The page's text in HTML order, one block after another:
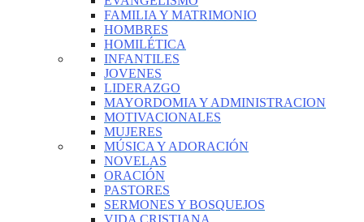
FAMILIA Y MATRIMONIO
HOMBRES
HOMILÉTICA
INFANTILES
JOVENES
LIDERAZGO
MAYORDOMIA Y ADMINISTRACION
MOTIVACIONALES
MUJERES
MÚSICA Y ADORACIÓN
NOVELAS
ORACIÓN
PASTORES
SERMONES Y BOSQUEJOS
VIDA CRISTIANA